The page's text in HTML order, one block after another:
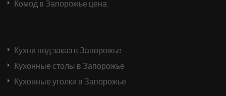
Комод в Запорожье цена
Кухни под заказ в Запорожье
Кухонные столы в Запорожье
Кухонные уголки в Запорожье